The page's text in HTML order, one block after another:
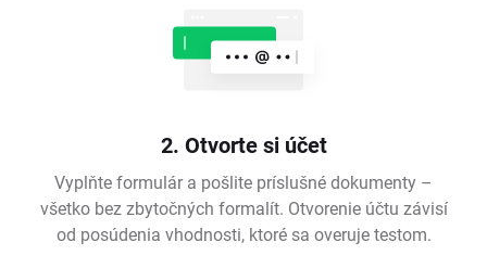
2. Otvorte si účet
Vyplňte formulár a pošlite príslušné dokumenty –
všetko bez zbytočných formalít. Otvorenie účtu závisí
od posúdenia vhodnosti, ktoré sa overuje testom.